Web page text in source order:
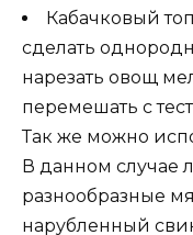
Кабачковый
сделать
нарезать овощ
перемешать с
Так же можно
В данном случае
разнообразные
нарубленный